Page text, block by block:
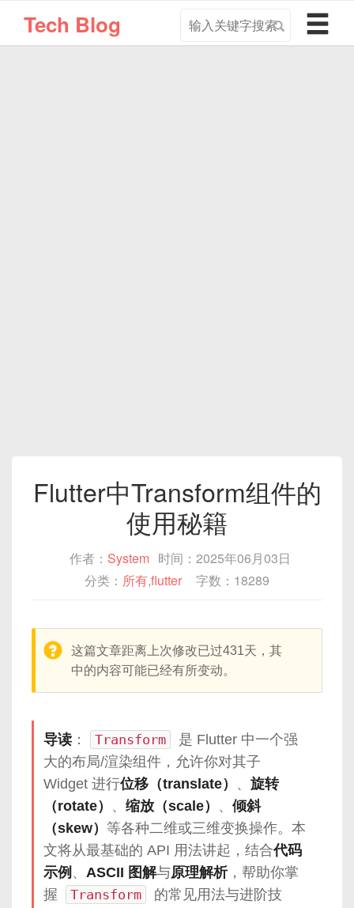
Tech Blog
导
航
Flutter中Transform组件的
使用秘籍
作者： System 时间：2025年06月03日
分类： 所有,flutter 字数：18289
warning:
这篇文章距离上次修改已过431天，其
中的内容可能已经有所变动。
导读 ： Transform
是 Flutter 中一个强
大的布局/渲染组件，允许你对其子
Widget 进行位移（translate） 、 旋转
（rotate） 、 缩放（scale） 、 倾斜
（skew） 等各种二维或三维变换操作。本
文将从最基础的 API 用法讲起，结合代码
示例 、 ASCII 图解与原理解析，帮助你掌
握
Transform
的常见用法与进阶技